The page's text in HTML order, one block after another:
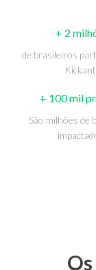
+ 2
de brasileiros
+ 100 mil
São milhões de